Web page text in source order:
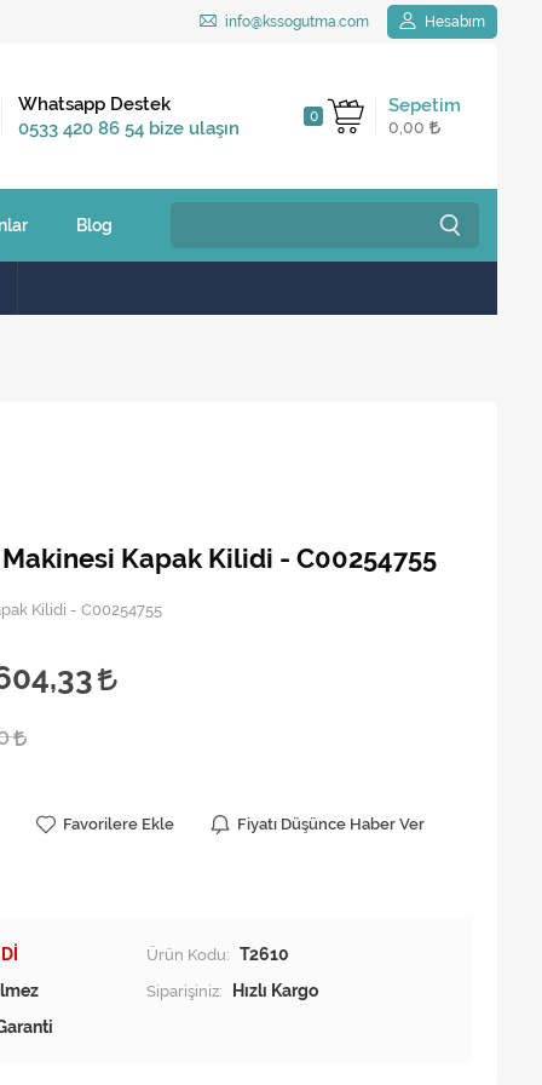
info@kssogutma.com Hesabım
Sepetim
0
0,00
Kargo Bedava
2.500 TL ve üzeri
Whatsapp Destek
0533 420 86 54 bize ulaşın
Blog
Kapak Kilidi - C00254755
Kilidi - C00254755
Favorilere Ekle Fiyatı Düşünce Haber Ver
Ürün Kodu: T2610
Siparişiniz:
Hızlı Kargo